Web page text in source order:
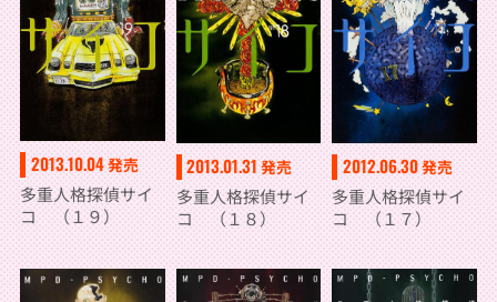
2013.10.04発売
多重人格探偵サイ
コ （１９）
2013.01.31 発売
多重人格探偵サイ
コ （１８）
2012.06.30発売
多重人格探偵サイ
コ （１７）